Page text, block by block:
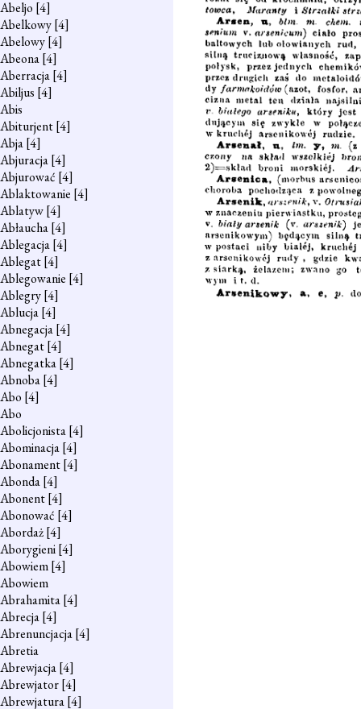
Abeljo [4]
Abelkowy[4]
Abelowy[4]
Abeona[4]
Aberracja[4]
Abiljus [4]
Abis
Abiturjent[4]
Abja[4]
Abjuracja[4]
Abjurować [4]
Ablaktowanie [4]
Ablatyw[4]
Abłaucha[4]
Ablegacja[4]
Ablegat[4]
Ablegowanie [4]
Ablegry[4]
Ablucja[4]
Abnegacja[4]
Abnegat[4]
Abnegatka[4]
Abnoba[4]
Abo [4]
Abo
Abolicjonista[4]
Abominacja[4]
Abonament[4]
Abonda[4]
Abonent[4]
Abonować [4]
Abordaż[4]
Aborygieni[4]
Abowiem[4]
Abowiem
Abrahamita[4]
Abrecja[4]
Abrenuncjacja[4]
Abretia
Abrewjacja[4]
Abrewjator[4]
Abrewjatura[4]